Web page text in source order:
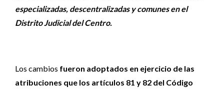
especializadas, descentralizadas y comunes en el
Distrito Judicial del Centro.
Los cambios fueron adoptados en ejercicio de las
atribuciones que los artículos 81 y 82 del Código